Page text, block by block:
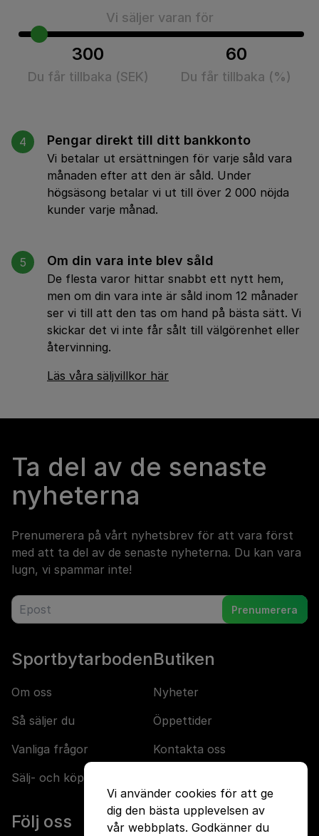
Vi säljer varan för
300
Du får tillbaka (SEK)
60
Du får tillbaka (%)
4 Pengar direkt till ditt bankkonto
Vi betalar ut ersättningen för varje såld vara
månaden efter att den är såld. Under
högsäsong betalar vi ut till över 2 000 nöjda
kunder varje månad.
5 Om din vara inte blev såld
De flesta varor hittar snabbt ett nytt hem,
men om din vara inte är såld inom 12 månader
ser vi till att den tas om hand på bästa sätt. Vi
skickar det vi inte får sålt till välgörenhet eller
återvinning.
Läs våra säljvillkor här
Ta del av de senaste
nyheterna
Prenumerera på vårt nyhetsbrev för att vara först
med att ta del av de senaste nyheterna. Du kan vara
lugn, vi spammar inte!
Prenumerera
Sportbytarboden
Om oss
Så säljer du
Vanliga frågor
Sälj- och köpvillkor
Butiken
Nyheter
Öppettider
Kontakta oss
Följ oss
Vi använder cookies för att ge
dig den bästa upplevelsen av
vår webbplats. Godkänner du